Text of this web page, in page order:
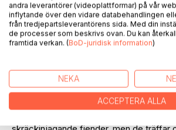
-----
Det här är berättelsen om Wille och
en dag får reda på att de är gudar och
Asgård. Det blir en intensiv jakt där de
väsen och måste samarbeta för att hålla
når fram till tryggheten.
De måste konfrontera mörkret inom sig
andra leverantörer (videoplattformar) på vår
inflytande över den vidare databehandlingen
från tredjepartsleverantörens sida. Med din
de processer som beskrivs ovan. Du kan
framtida verkan. (BoD-juridisk information)
NEKA
ACCEPTERA ALLA